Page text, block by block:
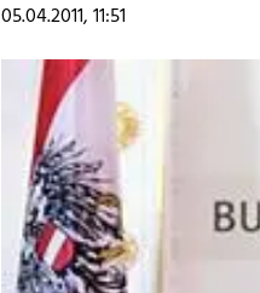
05.04.2011, 11:51